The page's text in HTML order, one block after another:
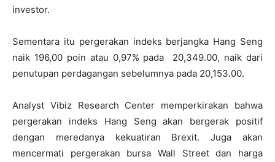
investor.
Sementara itu pergerakan indeks berjangka Hang Seng
naik 196,00 poin atau 0,97% pada 20,349.00, naik dari
penutupan perdagangan sebelumnya pada 20,153.00.
Analyst Vibiz Research Center memperkirakan bahwa
pergerakan indeks Hang Seng akan bergerak positif
dengan meredanya kekuatiran Brexit. Juga akan
mencermati pergerakan bursa Wall Street dan harga